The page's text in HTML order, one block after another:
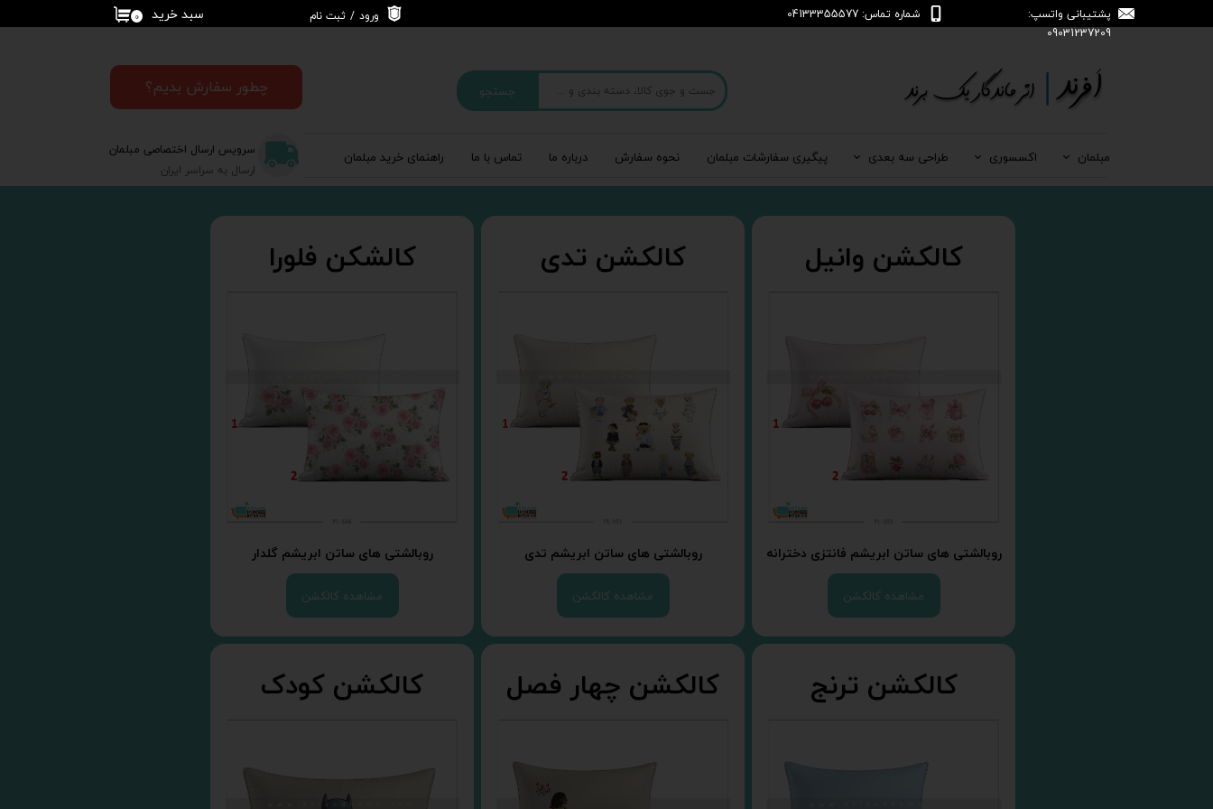
جستجو
سرویس ارسال اختصاصی مبلمان
ارسال به سراسر ایران
پشتیبانی واتسپ:
09031237209
شماره تماس: 04133355577 ۰ سبد خرید ورود / ثبت نام
خروج از حساب
مبلمان اکسسوری طراحی سه بعدی پیگیری سفارشات مبلمان نحوه سفارش درباره‌ ما تماس با ما راهنمای خرید مبلمان
چطور سفارش بدیم؟
کالکشن وانیل
روبالشتی های ساتن ابریشم فانتزی دخترانه
مشاهده کالکشن
کالکشن تدی
روبالشتی های ساتن ابریشم تدی
مشاهده کالکشن
کالشکن فلورا
روبالشتی های ساتن ابریشم گلدار
مشاهده کالکشن
کالکشن ترنج کالکشن چهار فصل کالکشن کودک